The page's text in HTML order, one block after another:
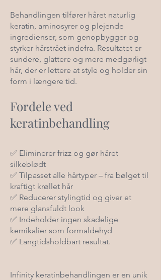
Behandlingen tilfører håret naturlig
keratin, aminosyrer og plejende
ingredienser, som genopbygger og
styrker hårstrået indefra. Resultatet er
sundere, glattere og mere medgørligt
hår, der er lettere at style og holder sin
form i længere tid.
Fordele ved
keratinbehandling
✅ Eliminerer frizz og gør håret
silkeblødt
✅ Tilpasset alle hårtyper – fra bølget til
kraftigt krøllet hår
✅ Reducerer stylingtid og giver et
mere glansfuldt look
✅ Indeholder ingen skadelige
kemikalier som formaldehyd
✅ Langtidsholdbart resultat.
Infinity keratinbehandlingen er en unik